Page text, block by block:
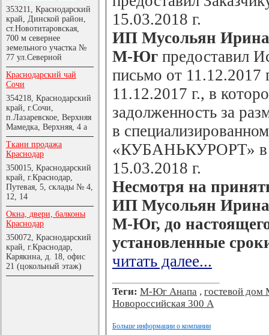
353211, Краснодарский
край, Динской район,
ст.Новотитаровская,
700 м севернее
земельного участка №
77 ул.Северной
Краснодарский чай
Сочи
354218, Краснодарский
край, г.Сочи,
п.Лазаревское, Верхняя
Мамедка, Верхняя, 4 а
Ткани продажа
Краснодар
350015, Краснодарский
край, г.Краснодар,
Путевая, 5, склады № 4,
12, 14
Окна, двери, балконы
Краснодар
350072, Краснодарский
край, г.Краснодар,
Карякина, д. 18, офис
21 (цокольный этаж)
15.03.2018 г.
ИП Мусольян Ирина
М-Юг предоставил
письмо от 11.12.2017
11.12.2017 г., в
задолженность за
в
«КУБАНЬКУРОРТ» в
15.03.2018 г.
Несмотря на
ИП Мусольян Ирина
М-Юг, до
установленные
читать далее...
Теги: М-Юг Анапа , гостевой
Новороссийская 300 А
Больше информации о компании